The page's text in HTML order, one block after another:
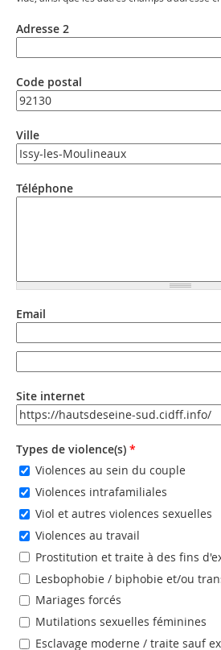
Adresse 2
Code postal
Ville
Téléphone
Email
Site internet
URL
Types de violence(s) *
Violences au sein du couple
Violences intrafamiliales
Viol et autres violences sexuelles
Violences au travail
Prostitution et traite à des fins
Lesbophobie / biphobie et/ou
Mariages forcés
Mutilations sexuelles féminines
Esclavage moderne / traite sauf